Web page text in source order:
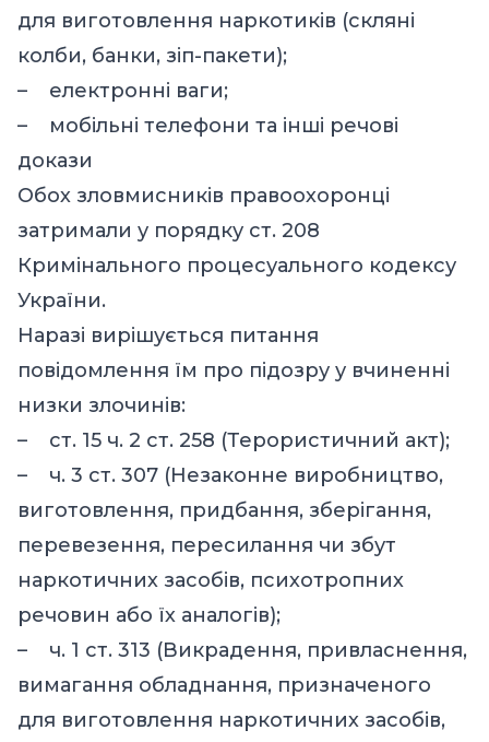
для виготовлення наркотиків (скляні
колби, банки, зіп-пакети);
– електронні ваги;
– мобільні телефони та інші речові
докази
Обох зловмисників правоохоронці
затримали у порядку ст. 208
Кримінального процесуального кодексу
України.
Наразі вирішується питання
повідомлення їм про підозру у вчиненні
низки злочинів:
– ст. 15 ч. 2 ст. 258 (Терористичний акт);
– ч. 3 ст. 307 (Незаконне виробництво,
виготовлення, придбання, зберігання,
перевезення, пересилання чи збут
наркотичних засобів, психотропних
речовин або їх аналогів);
– ч. 1 ст. 313 (Викрадення, привласнення,
вимагання обладнання, призначеного
для виготовлення наркотичних засобів,